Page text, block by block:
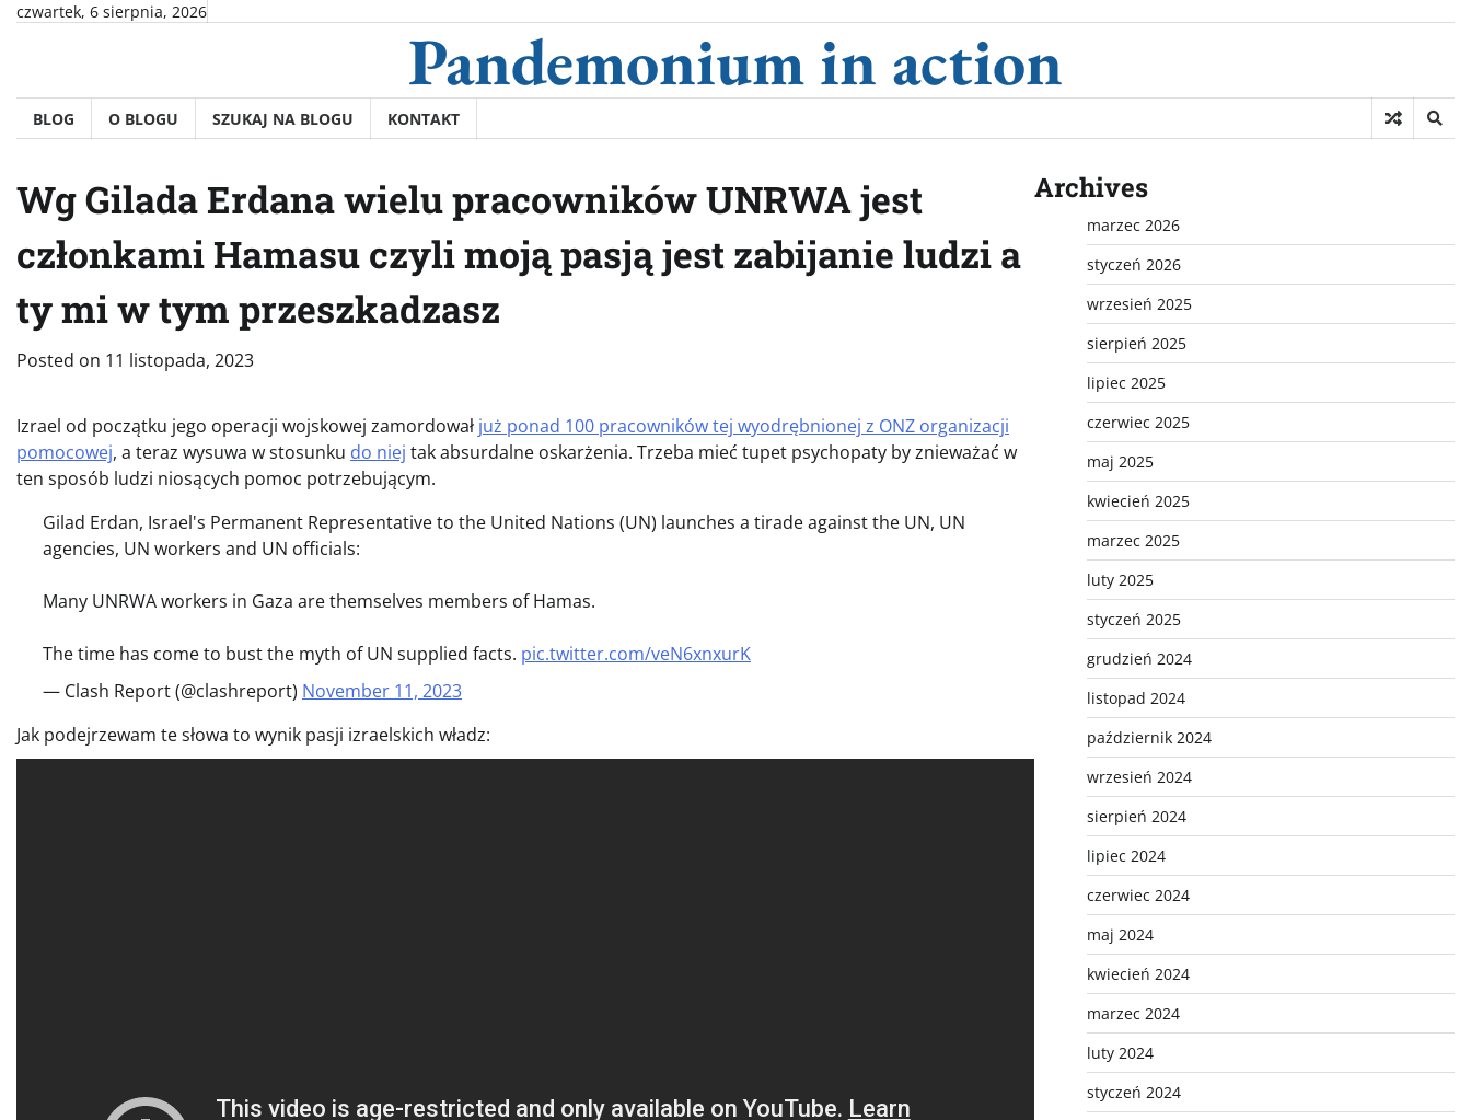
Skipczwartek, 6 sierpnia, 2026
Pandemonium in action
BLOG O BLOGU SZUKAJ NA BLOGU KONTAKT
Wg Gilada Erdana wielu pracowników UNRWA jest
członkami Hamasu czyli moją pasją jest zabijanie ludzi a
ty mi w tym przeszkadzasz
Posted on 11 listopada, 2023
Izrael od początku jego operacji wojskowej zamordował już ponad 100 pracowników tej wyodrębnionej z ONZ organizacji
pomocowej, a teraz wysuwa w stosunku do niej tak absurdalne oskarżenia. Trzeba mieć tupet psychopaty by znieważać w
ten sposób ludzi niosących pomoc potrzebującym.
Gilad Erdan, Israel's Permanent Representative to the United Nations (UN) launches a tirade against the UN, UN
agencies, UN workers and UN officials:
Many UNRWA workers in Gaza are themselves members of Hamas.
The time has come to bust the myth of UN supplied facts. pic.twitter.com/veN6xnxurK
— Clash Report (@clashreport) November 11, 2023
Jak podejrzewam te słowa to wynik pasji izraelskich władz:
Archives
marzec 2026
styczeń 2026
wrzesień 2025
sierpień 2025
lipiec 2025
czerwiec 2025
maj 2025
kwiecień 2025
marzec 2025
luty 2025
styczeń 2025
grudzień 2024
listopad 2024
październik 2024
wrzesień 2024
sierpień 2024
lipiec 2024
czerwiec 2024
maj 2024
kwiecień 2024
marzec 2024
luty 2024
styczeń 2024